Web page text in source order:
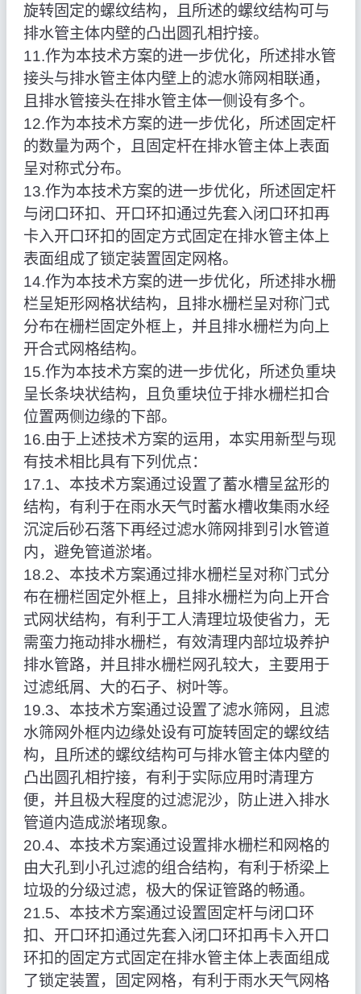
旋转固定的螺纹结构，且所述的螺纹结构可与
排水管主体内壁的凸出圆孔相拧接。
11.作为本技术方案的进一步优化，所述排水管
接头与排水管主体内壁上的滤水筛网相联通，
且排水管接头在排水管主体一侧设有多个。
12.作为本技术方案的进一步优化，所述固定杆
的数量为两个，且固定杆在排水管主体上表面
呈对称式分布。
13.作为本技术方案的进一步优化，所述固定杆
与闭口环扣、开口环扣通过先套入闭口环扣再
卡入开口环扣的固定方式固定在排水管主体上
表面组成了锁定装置固定网格。
14.作为本技术方案的进一步优化，所述排水栅
栏呈矩形网格状结构，且排水栅栏呈对称门式
分布在栅栏固定外框上，并且排水栅栏为向上
开合式网格结构。
15.作为本技术方案的进一步优化，所述负重块
呈长条块状结构，且负重块位于排水栅栏扣合
位置两侧边缘的下部。
16.由于上述技术方案的运用，本实用新型与现
有技术相比具有下列优点：
17.1、本技术方案通过设置了蓄水槽呈盆形的
结构，有利于在雨水天气时蓄水槽收集雨水经
沉淀后砂石落下再经过滤水筛网排到引水管道
内，避免管道淤堵。
18.2、本技术方案通过排水栅栏呈对称门式分
布在栅栏固定外框上，且排水栅栏为向上开合
式网状结构，有利于工人清理垃圾使省力，无
需蛮力拖动排水栅栏，有效清理内部垃圾养护
排水管路，并且排水栅栏网孔较大，主要用于
过滤纸屑、大的石子、树叶等。
19.3、本技术方案通过设置了滤水筛网，且滤
水筛网外框内边缘处设有可旋转固定的螺纹结
构，且所述的螺纹结构可与排水管主体内壁的
凸出圆孔相拧接，有利于实际应用时清理方
便，并且极大程度的过滤泥沙，防止进入排水
管道内造成淤堵现象。
20.4、本技术方案通过设置排水栅栏和网格的
由大孔到小孔过滤的组合结构，有利于桥梁上
垃圾的分级过滤，极大的保证管路的畅通。
21.5、本技术方案通过设置固定杆与闭口环
扣、开口环扣通过先套入闭口环扣再卡入开口
环扣的固定方式固定在排水管主体上表面组成
了锁定装置，固定网格，有利于雨水天气网格